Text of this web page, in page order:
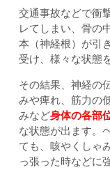
交通事故などで衝
レてしまい、骨の
本（神経根）が引
受け、様々な状態
その結果、神経の
みや痺れ、筋力の
みなど身体の各部
な状態が出ます。
ても、咳やくしゃ
っ張った時などに